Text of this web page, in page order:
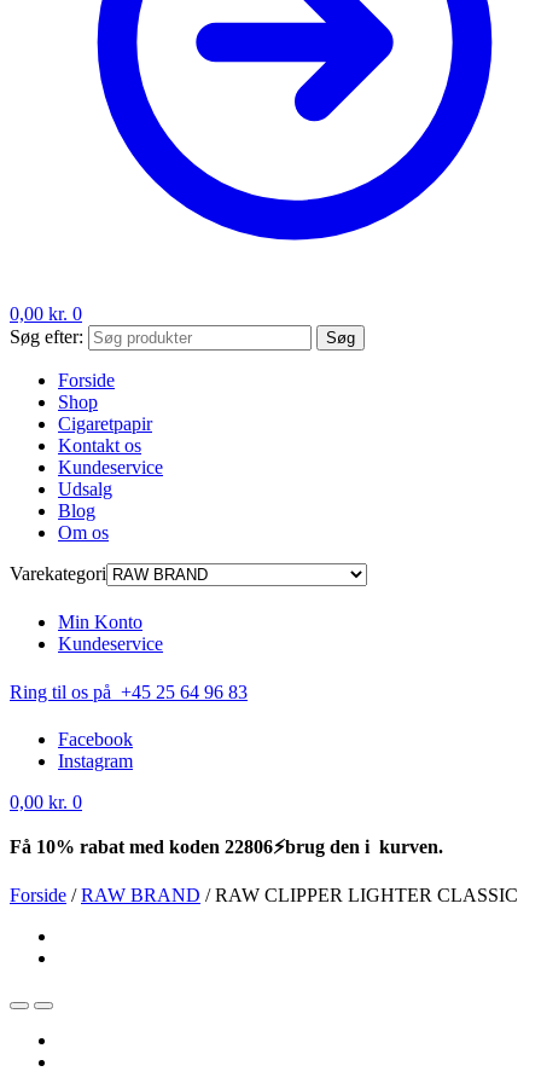
0,00 kr. 0
Søg efter:
Søg
Forside
Shop
Cigaretpapir
Kontakt os
Kundeservice
Udsalg
Blog
Om os
Varekategori
Min Konto
Kundeservice
Ring til os på +45 25 64 96 83
Facebook
Instagram
0,00 kr. 0
Få 10% rabat med koden 22806⚡brug den i kurven.
Forside /RAW BRAND /RAW CLIPPER LIGHTER CLASSIC